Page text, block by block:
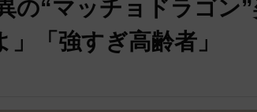
の“マッチョドラゴン
「強すぎ高齢者」